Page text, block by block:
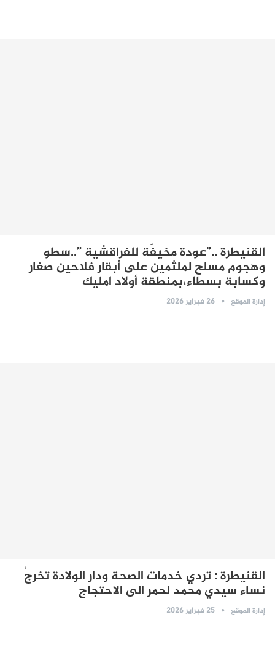
القنيطرة ..”عودة مخيفَة للفراقشية ”..سطو
وهجوم مسلح لملثمين على أبقار فلاحين صغار
وكسابة بسطاء،بمنطقة أولاد امليك
إدارة الموقع 26 فبراير 2026
القنيطرة : تردي خدمات الصحة ودار الولادة تخرجُ
نساء سيدي محمد لحمر الى الاحتجاج
إدارة الموقع 25 فبراير 2026